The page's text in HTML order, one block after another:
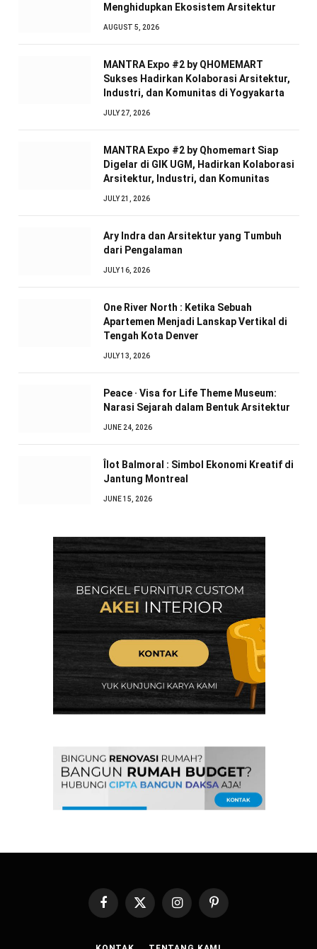
Menghidupkan Ekosistem Arsitektur
AUGUST 5, 2026
MANTRA Expo #2 by QHOMEMART
Sukses Hadirkan Kolaborasi Arsitektur,
Industri, dan Komunitas di Yogyakarta
JULY 27, 2026
MANTRA Expo #2 by Qhomemart Siap
Digelar di GIK UGM, Hadirkan Kolaborasi
Arsitektur, Industri, dan Komunitas
JULY 21, 2026
Ary Indra dan Arsitektur yang Tumbuh
dari Pengalaman
JULY 16, 2026
One River North : Ketika Sebuah
Apartemen Menjadi Lanskap Vertikal di
Tengah Kota Denver
JULY 13, 2026
Peace · Visa for Life Theme Museum:
Narasi Sejarah dalam Bentuk Arsitektur
JUNE 24, 2026
Îlot Balmoral : Simbol Ekonomi Kreatif di
Jantung Montreal
JUNE 15, 2026
FacebookX
(Twitter)
InstagramPinterest